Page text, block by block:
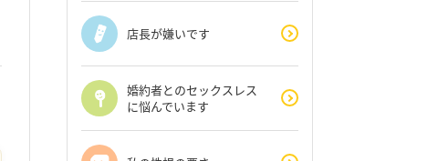
店長が嫌いです
婚約者とのセックスレス
に悩んでいます